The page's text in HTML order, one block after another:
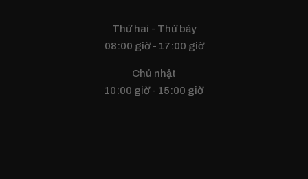
Thứ hai - Thứ bảy
08:00 giờ - 17:00 giờ
Chủ nhật
10:00 giờ - 15:00 giờ